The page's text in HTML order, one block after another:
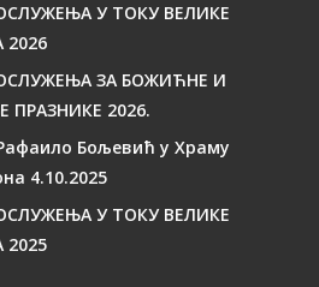
У ТОКУ ВЕЛИКЕ
ЗА БОЖИЋНЕ И
2026.
Бољевић у Храму
4.10.2025
У ТОКУ ВЕЛИКЕ